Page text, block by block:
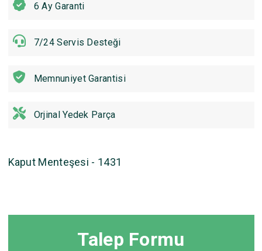
6 Ay Garanti
7/24 Servis Desteği
Memnuniyet Garantisi
Orjinal Yedek Parça
Kaput Menteşesi - 1431
Talep Formu